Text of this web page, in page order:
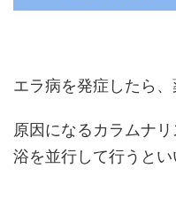
エラ病を発症したら、
原因になるカラムナ
浴を並行して行うとい